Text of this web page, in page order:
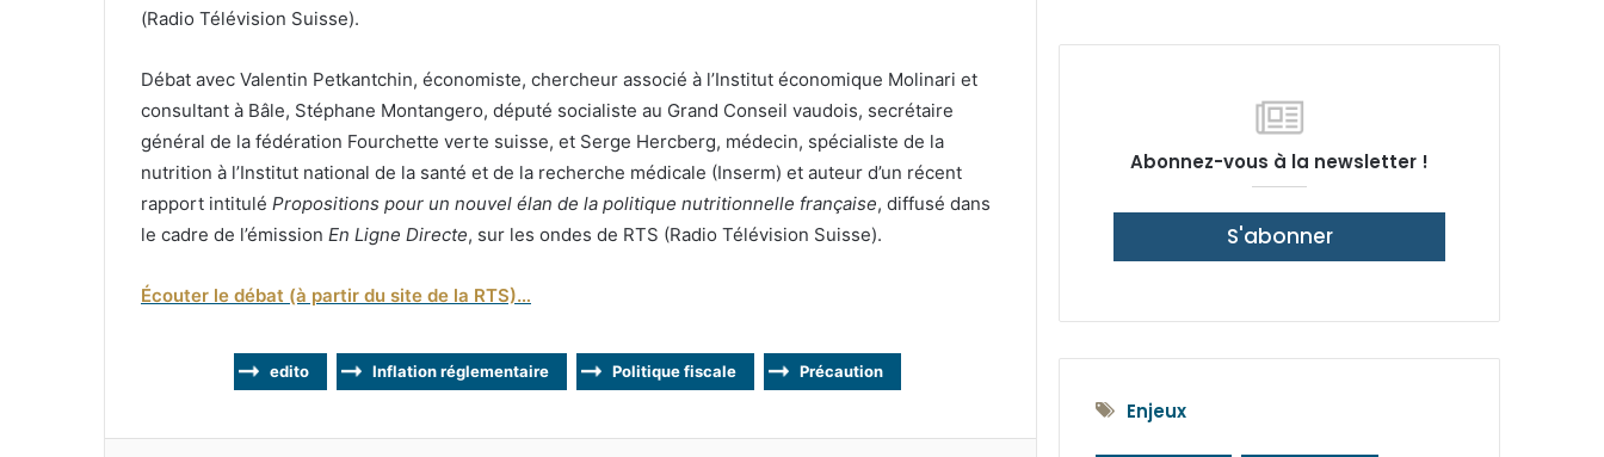
latérale)
(Radio Télévision Suisse).
Débat avec Valentin Petkantchin, économiste, chercheur associé à l’Institut économique Molinari et
consultant à Bâle, Stéphane Montangero, député socialiste au Grand Conseil vaudois, secrétaire
général de la fédération Fourchette verte suisse, et Serge Hercberg, médecin, spécialiste de la
nutrition à l’Institut national de la santé et de la recherche médicale (Inserm) et auteur d’un récent
rapport intitulé Propositions pour un nouvel élan de la politique nutritionnelle française, diffusé dans
le cadre de l’émission En Ligne Directe, sur les ondes de RTS (Radio Télévision Suisse).
Écouter le débat (à partir du site de la RTS)…
edito Inflation réglementaire Politique fiscale Précaution
Abonnez-vous à la newsletter !
S'abonner
Enjeux